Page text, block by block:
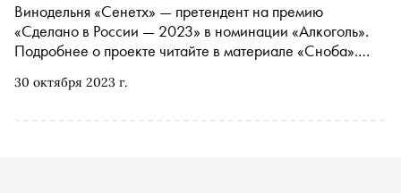
30 октября 2023 г.
Винодельня «Сенетх» — претендент на премию
«Сделано в России — 2023» в номинации «Алкоголь».
Подробнее о проекте читайте в материале «Сноба».
Premium&Private». Технологический партнер —